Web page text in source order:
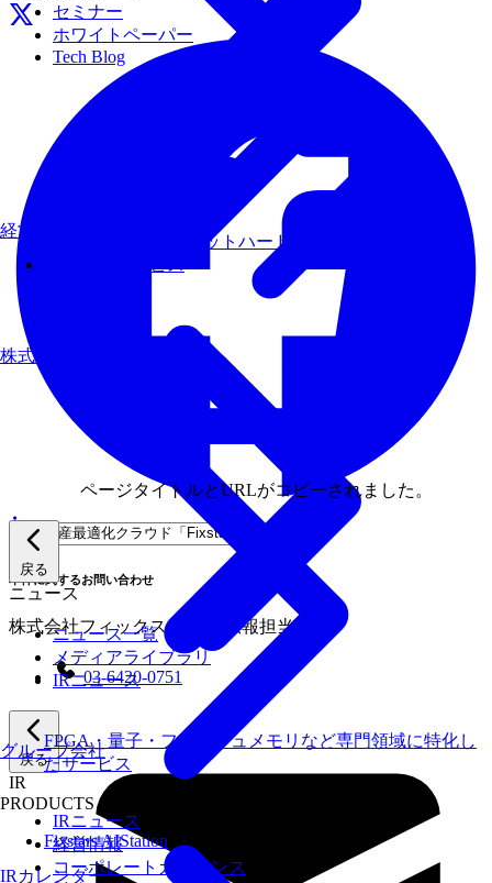
セミナー
ホワイトペーパー
Tech Blog
戻る
ニュース
ニュース一覧
メディアライブラリ
IRニュース
戻る
IR
IRニュース
経営情報
コーポレートガバナンス
経営理念
グループ会社
AIモデルを、ターゲットハードウェアで最速にする
FPGA・量子・フラッシュメモリなど専門領域に特化し
たサービス
PRODUCTS
Fixstars AIStation
株式について
IRカレンダー
ページタイトルとURLがコピーされました。
本件に関するお問い合わせ
株式会社フィックスターズ 広報担当
03-6420-0751